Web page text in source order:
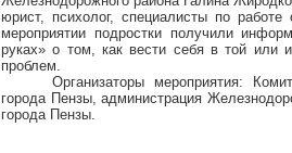
юрист, психолог, специалисты по
мероприятии подростки получили
руках» о том, как вести себя в той или
проблем.
Организаторы мероприятия:
города Пензы, администрация
города Пензы.